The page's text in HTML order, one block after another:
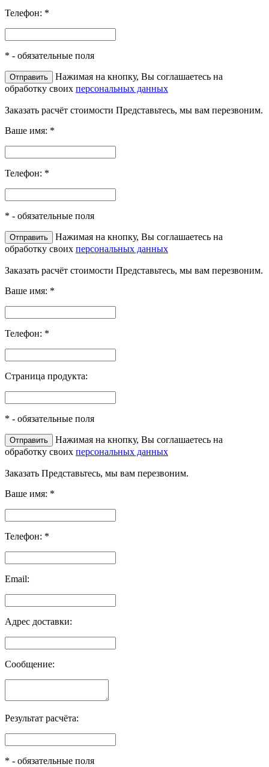
Телефон: *
* - обязательные поля
Нажимая на кнопку, Вы соглашаетесь на
обработку своих персональных данных
Заказать расчёт стоимости Представьтесь, мы вам перезвоним.
Ваше имя: *
Телефон: *
* - обязательные поля
Нажимая на кнопку, Вы соглашаетесь на
обработку своих персональных данных
Заказать расчёт стоимости Представьтесь, мы вам перезвоним.
Ваше имя: *
Телефон: *
Страница продукта:
* - обязательные поля
Нажимая на кнопку, Вы соглашаетесь на
обработку своих персональных данных
Заказать Представьтесь, мы вам перезвоним.
Ваше имя: *
Телефон: *
Email:
Адрес доставки:
Сообщение:
Результат расчёта:
* - обязательные поля